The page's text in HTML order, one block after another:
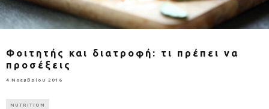
Φοιτητής και διατροφή: τι πρέπει να
προσέξεις
4 Νοεμβρίου 2016
NUTRITION